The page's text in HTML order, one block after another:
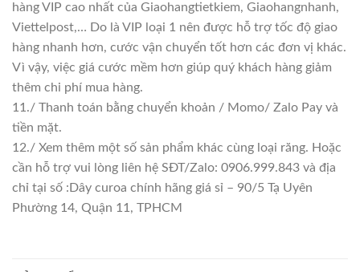
hàng VIP cao nhất của Giaohangtietkiem, Giaohangnhanh,
Viettelpost,… Do là VIP loại 1 nên được hỗ trợ tốc độ giao
hàng nhanh hơn, cước vận chuyển tốt hơn các đơn vị khác.
Vì vậy, việc giá cước mềm hơn giúp quý khách hàng giảm
thêm chi phí mua hàng.
11./ Thanh toán bằng chuyển khoản / Momo/ Zalo Pay và
tiền mặt.
12./ Xem thêm một số sản phẩm khác cùng loại răng. Hoặc
cần hỗ trợ vui lòng liên hệ SĐT/Zalo: 0906.999.843 và địa
chỉ tại số :Dây curoa chính hãng giá sỉ – 90/5 Tạ Uyên
Phường 14, Quận 11, TPHCM